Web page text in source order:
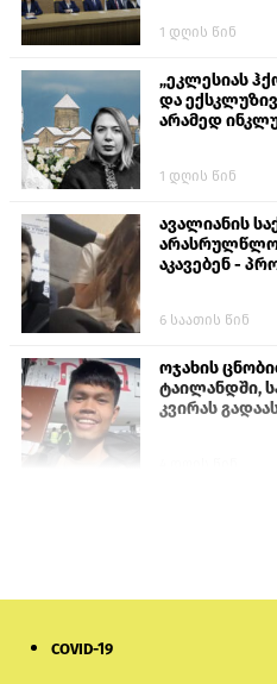
1 დღის წინ
„ეკლესიას
და
არამედ
1 დღის წინ
ავალიანის
აკავებენ -
6 საათის წინ
ოჯახის
ტაილანდში,
კვირას
COVID-19